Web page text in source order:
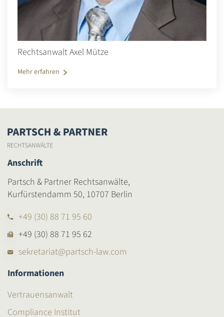
Rechtsanwalt Axel Mütze
Mehr erfahren
Anschrift
Partsch & Partner Rechtsanwälte,
Kurfürstendamm 50, 10707 Berlin
+49 (30) 88 71 95 60
+49 (30) 88 71 95 62
sekretariat@partsch-law.com
Informationen
Vertrauensanwalt
Compliance Institut